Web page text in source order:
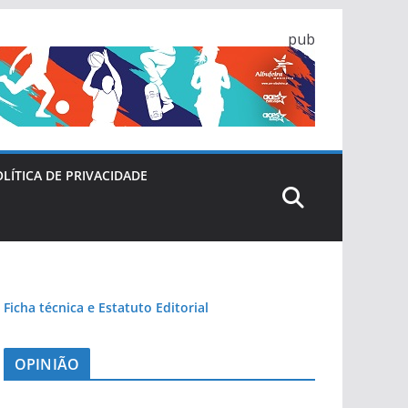
pub
DE PRIVACIDADE
Ficha técnica e Estatuto Editorial
OPINIÃO